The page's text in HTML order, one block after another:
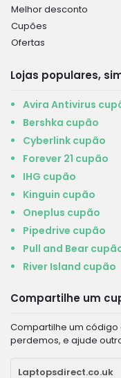
Melhor desconto
Cupões
Ofertas
Lojas populares,
Avira Antivirus
Bershka cupão
Cyberlink cupão
Forever 21 cupão
IHG cupão
Kinguin cupão
Oneplus cupão
Pipedrive cupão
Pull and Bear
River Island cupão
Compartilhe um
Compartilhe um
perdemos, e ajude